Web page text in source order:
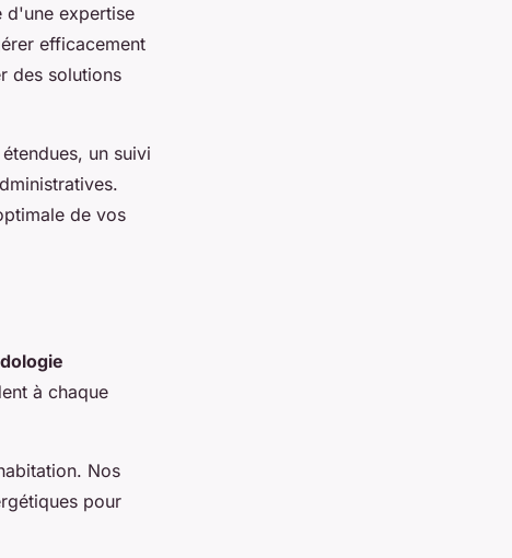
d'une expertise
efficacement
des solutions
un suivi
de vos
à chaque
Nos
pour